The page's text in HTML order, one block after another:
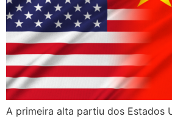
A primeira alta partiu dos Estados